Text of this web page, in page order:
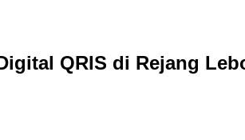
QRIS di Rejang